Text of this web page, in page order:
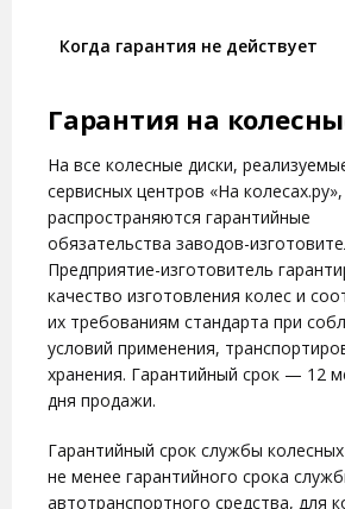
Когда гарантия не действует
Гарантия на
На все колесные диски,
сервисных центров «На колесах.ру»,
распространяются гарантийные
обязательства заводов-
Предприятие-изготовитель
качество изготовления колес и
их требованиям стандарта при
условий применения,
хранения. Гарантийный срок — 12
дня продажи.
Гарантийный срок службы
не менее гарантийного срока
автотранспортного средства, для